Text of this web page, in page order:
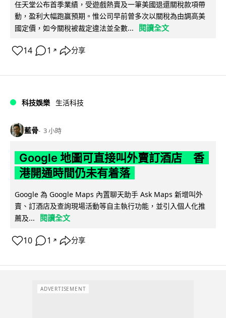
任天堂公布首季業績，受遊戲熱賣及一筆美國退還關稅款項帶
動，盈利大幅跑贏預期。惟公司早前曾多次以關稅為由調高美
國定價，如今關稅被裁定違法並全數...
閱讀全文
14 1 ↗ 分享
科技娛樂 生活科技
藍骨 3 小時
Google 地圖可直接叫外賣訂酒店 香
港開通時間仍未有着落
Google 為 Google Maps 內置聊天助手 Ask Maps 新增叫外
賣、訂酒店及查詢現場活動等自主執行功能，並引入個人化推
薦及...
閱讀全文
10 1 ↗ 分享
ADVERTISEMENT